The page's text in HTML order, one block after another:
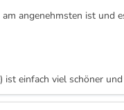
angenehmsten ist und
ist einfach viel schöner